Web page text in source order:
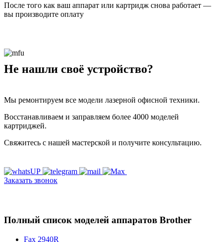
После того как ваш аппарат или картридж снова работает —
вы производите оплату
Не нашли своё устройство?
Мы ремонтируем все модели лазерной офисной техники.
Восстанавливаем и заправляем более 4000 моделей
картриджей.
Свяжитесь с нашей мастерской и получите консультацию.
Заказать звонок
Полный список моделей аппаратов Brother
Fax 2940R